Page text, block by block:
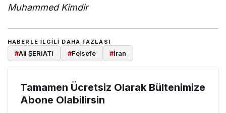
Muhammed Kimdir
HABERLE ILGILI DAHA FAZLASI
#Ali ŞERiATi #Felsefe #İran
Tamamen Ücretsiz Olarak Bültenimize
Abone Olabilirsin